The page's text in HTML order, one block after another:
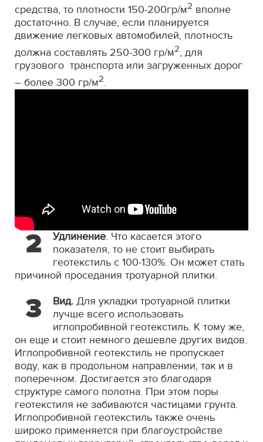
средства, то плотности 150-200гр/м2 вполне
достаточно. В случае, если планируется
движение легковых автомобилей, плотность
должна составлять 250-300 гр/м2, для
грузового транспорта или загруженных дорог
– более 300 гр/м2.
Удлинение. Что касается этого
показателя, то не стоит выбирать
геотекстиль с 100-130%. Он может стать
причиной проседания тротуарной плитки.
Вид. Для укладки тротуарной плитки
лучше всего использовать
иглопробивной геотекстиль. К тому же,
он еще и стоит немного дешевле других видов.
Иглопробивной геотекстиль не пропускает
воду, как в продольном направлении, так и в
поперечном. Достигается это благодаря
структуре самого полотна. При этом поры
геотекстиля не забиваются частицами грунта.
Иглопробивной геотекстиль также очень
широко применяется при благоустройстве